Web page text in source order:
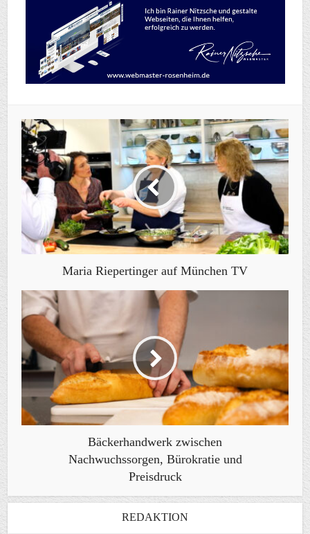
Maria Riepertinger auf München TV
Bäckerhandwerk zwischen
Nachwuchssorgen, Bürokratie und
Preisdruck
REDAKTION